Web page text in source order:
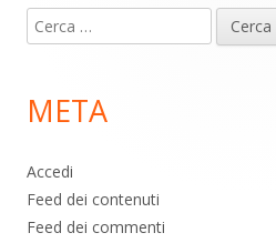
piè
pagina
Ricerca
per:
META
Accedi
Feed dei contenuti
Feed dei commenti